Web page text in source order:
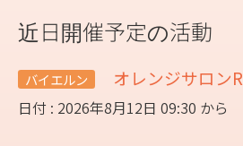
近日開催予定の活動
バイエルン オレンジサロンR
日付 : 2026年8月12日 09:30 から